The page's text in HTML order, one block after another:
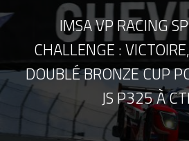
IMSA VP RACING
CHALLENGE :
DOUBLÉ BRONZE CUP
JS P325 À